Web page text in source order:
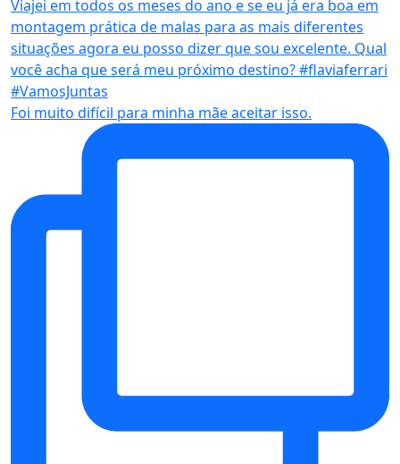
Foi muito difícil para minha mãe aceitar isso.